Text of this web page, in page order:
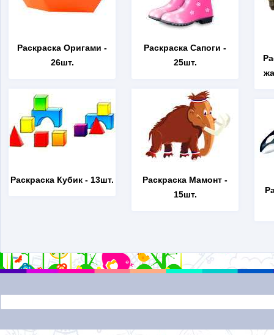
Раскраска Оригами -
26шт.
Раскраска Кубик - 13шт.
Раскраска Сапоги -
25шт.
Раскраска Мамонт -
15шт.